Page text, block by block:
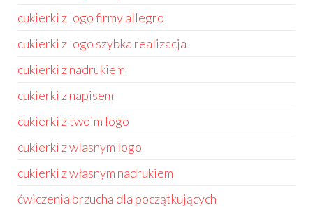
cukierki z logo firmy allegro
cukierki z logo szybka realizacja
cukierki z nadrukiem
cukierki z napisem
cukierki z twoim logo
cukierki z wlasnym logo
cukierki z własnym nadrukiem
ćwiczenia brzucha dla początkujących